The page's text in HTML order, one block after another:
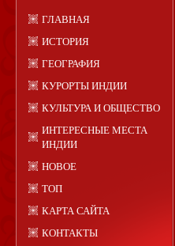
ГЛАВНАЯ
ИСТОРИЯ
ГЕОГРАФИЯ
КУРОРТЫ ИНДИИ
КУЛЬТУРА И ОБЩЕСТВО
ИНТЕРЕСНЫЕ МЕСТА
ИНДИИ
НОВОЕ
ТОП
КАРТА САЙТА
КОНТАКТЫ